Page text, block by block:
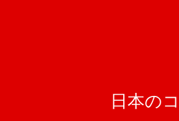
日本の